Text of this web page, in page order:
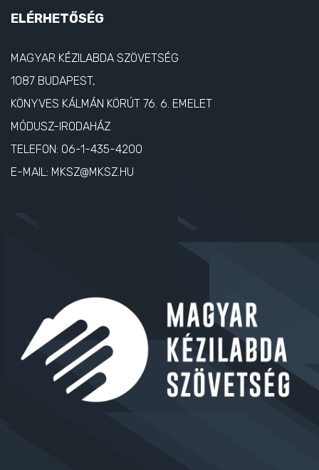
ELÉRHETŐSÉG
MAGYAR KÉZILABDA SZÖVETSÉG
1087 BUDAPEST,
KÖNYVES KÁLMÁN KÖRÚT 76. 6. EMELET
MÓDUSZ-IRODAHÁZ
TELEFON: 06-1-435-4200
E-MAIL: MKSZ@MKSZ.HU